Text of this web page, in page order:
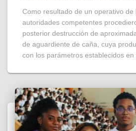
Como resultado de un operativo de
autoridades competentes
posterior destrucción de
de aguardiente de caña, cuya
con los parámetros establecidos en